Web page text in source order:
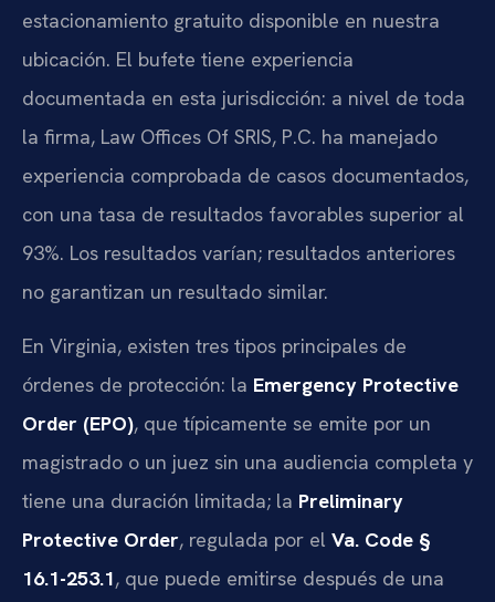
estacionamiento gratuito disponible en nuestra
ubicación. El bufete tiene experiencia
documentada en esta jurisdicción: a nivel de toda
la firma, Law Offices Of SRIS, P.C. ha manejado
experiencia comprobada de casos documentados,
con una tasa de resultados favorables superior al
93%. Los resultados varían; resultados anteriores
no garantizan un resultado similar.
En Virginia, existen tres tipos principales de
órdenes de protección: la Emergency Protective
Order (EPO), que típicamente se emite por un
magistrado o un juez sin una audiencia completa y
tiene una duración limitada; la Preliminary
Protective Order, regulada por el Va. Code §
16.1-253.1, que puede emitirse después de una